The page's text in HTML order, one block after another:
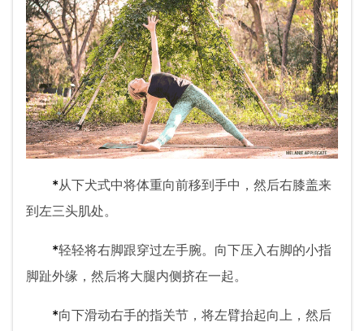
*从下犬式中将体重向前移到手中，然后右膝盖来
到左三头肌处。
*轻轻将右脚跟穿过左手腕。向下压入右脚的小指
脚趾外缘，然后将大腿内侧挤在一起。
*向下滑动右手的指关节，将左臂抬起向上，然后